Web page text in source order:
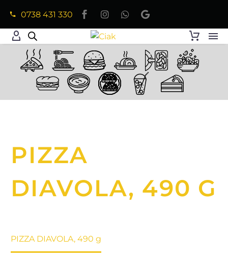
0738 431 330
PIZZA
DIAVOLA, 490 G
PIZZA DIAVOLA, 490 g